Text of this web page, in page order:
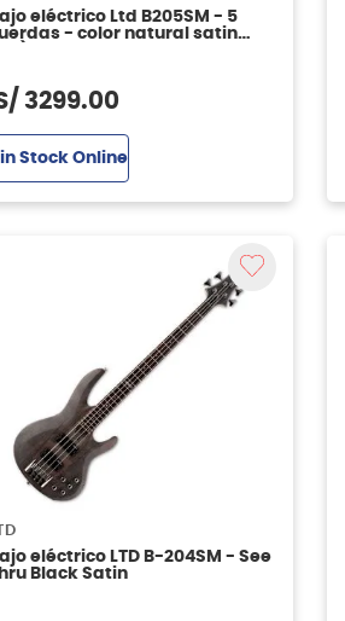
eléctrico Ltd B205SM - 5
- color natural satin
3299.00
Stock Online
eléctrico LTD B-204SM - See
Black Satin